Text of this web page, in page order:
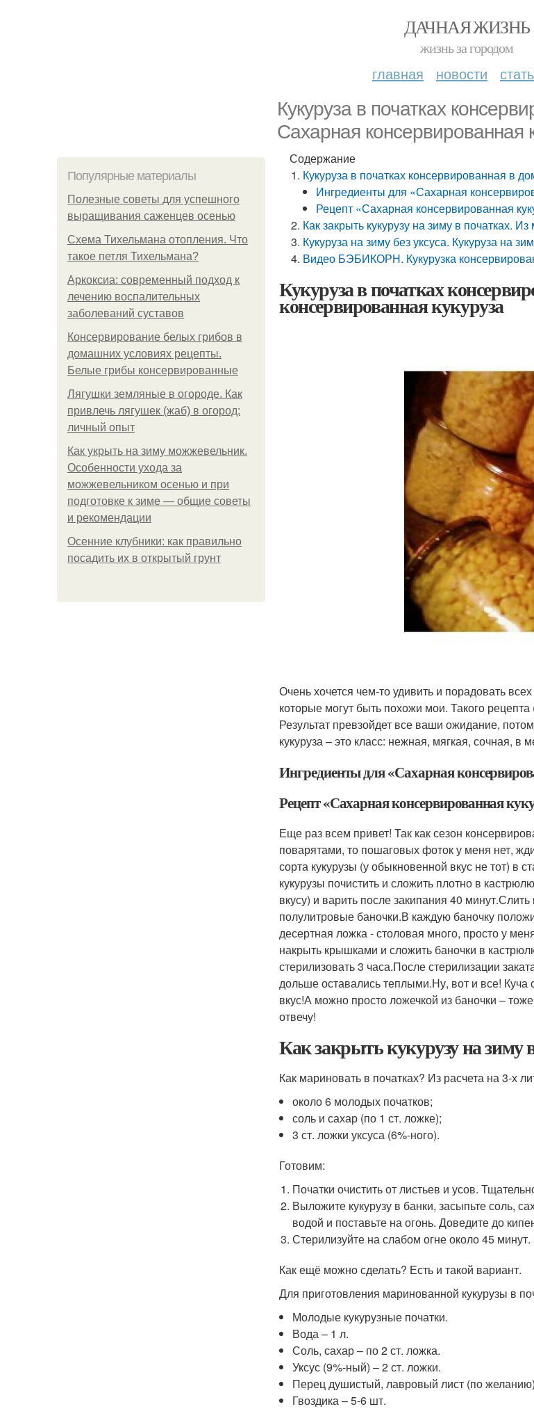
ДАЧНАЯ ЖИЗНЬ
жизнь за городом
главная новости
Кукуруза в початках
Сахарная консервированная
Популярные материалы
Полезные советы для успешного
выращивания саженцев осенью
Схема Тихельмана отопления. Что
такое петля Тихельмана?
Аркоксиа: современный подход к
лечению воспалительных
заболеваний суставов
Консервирование белых грибов в
домашних условиях рецепты.
Белые грибы консервированные
Лягушки земляные в огороде. Как
привлечь лягушек (жаб) в огород:
личный опыт
Как укрыть на зиму можжевельник.
Особенности ухода за
можжевельником осенью и при
подготовке к зиме — общие советы
и рекомендации
Осенние клубники: как правильно
посадить их в открытый грунт
Содержание
Кукуруза в початках консервированная в
Ингредиенты для «Сахарная
Рецепт «Сахарная консервированная
Как закрыть кукурузу на зиму в початках.
Кукуруза на зиму без уксуса. Кукуруза на
Видео БЭБИКОРН. Кукурузка
Кукуруза в початках
консервированная кукуруза
Очень хочется чем-то удивить и порадовать
которые могут быть похожи мои. Такого
Результат превзойдет все ваши ожидание,
кукуруза – это класс: нежная, мягкая, сочная, в
Ингредиенты для «Сахарная
Рецепт «Сахарная консервированная
Еще раз всем привет! Так как сезон
поварятами, то пошаговых фоток у меня нет,
сорта кукурузы (у обыкновенной вкус не тот) в
кукурузы почистить и сложить плотно в
вкусу) и варить после закипания 40
полулитровые баночки.В каждую баночку
десертная ложка - столовая много, просто у
накрыть крышками и сложить баночки в
стерилизовать 3 часа.После стерилизации
дольше оставались теплыми.Ну, вот и все!
вкус!А можно просто ложечкой из баночки –
отвечу!
Как закрыть кукурузу на зиму
Как мариновать в початках? Из расчета на 3-х
около 6 молодых початков;
соль и сахар (по 1 ст. ложке);
3 ст. ложки уксуса (6%-ного).
Готовим:
Початки очистить от листьев и усов.
Выложите кукурузу в банки, засыпьте соль,
водой и поставьте на огонь. Доведите до
Стерилизуйте на слабом огне около 45
Как ещё можно сделать? Есть и такой вариант.
Для приготовления маринованной кукурузы в
Молодые кукурузные початки.
Вода – 1 л.
Соль, сахар – по 2 ст. ложка.
Уксус (9%-ный) – 2 ст. ложки.
Перец душистый, лавровый лист (по
Гвоздика – 5-6 шт.